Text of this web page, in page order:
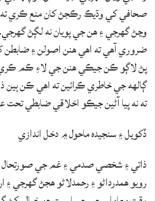
صحافي کي وڌيڪ رڪجڻ کان منع ڪري
وڃڻ گهرجي ۽ هن جي پويان نه لڳڻ گهرجي.
ضروري آهي ته اهي هنن اصولن ۽ ضابطن
پڻ لاڳو ڪن جيڪي هنن جي لاءِ ڪم ڪري
ڳالهه جي خاطري ڪرائين ته اهي ڪن ٻين
ته نه پيا آڻين جيڪو اخلاقي ضابطي تحت
ڏکويل ۽ سنجيده ماحول ۾ دخل اندازي
ذاتي ۽ شخصي صدمي ۽ غم جي
رويو همدرداڻو ۽ رحمدلاڻو هجڻ گهرجي